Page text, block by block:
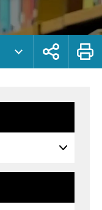
展
鈕
列